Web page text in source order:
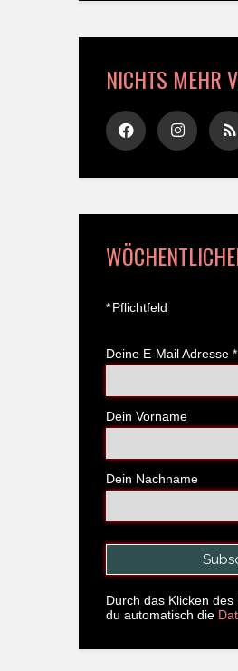
NICHTS MEHR
*Pflichtfeld
Deine E-Mail Adresse *
Dein Vorname
Dein Nachname
Durch das Klicken
du automatisch die